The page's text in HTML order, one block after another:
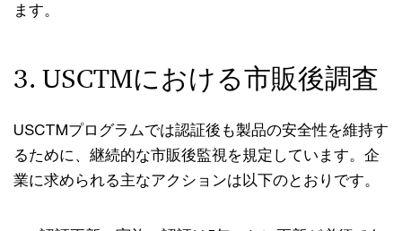
ます。
3. USCTMにおける市販後調査
USCTMプログラムでは認証後も製品の安全性を維持す
るために、継続的な市販後監視を規定しています。企
業に求められる主なアクションは以下のとおりです。